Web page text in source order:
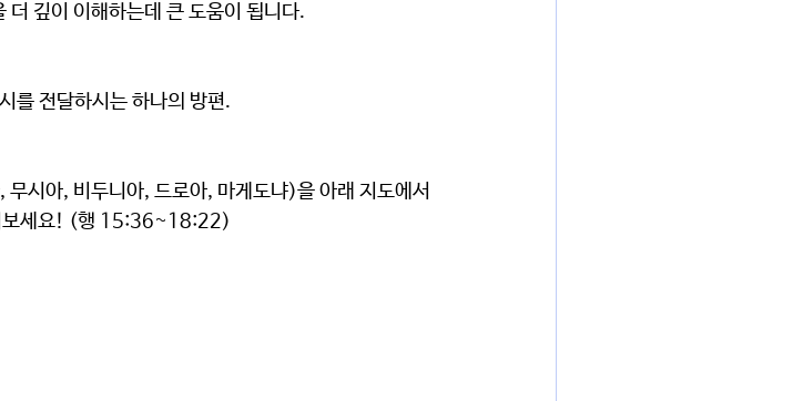
더 깊이 이해하는데 큰 도움이 됩니다.
를 전달하시는 하나의 방편.
시아, 비두니아, 드로아, 마게도냐)을 아래 지도에서
보세요! (행 15:36~18:22)